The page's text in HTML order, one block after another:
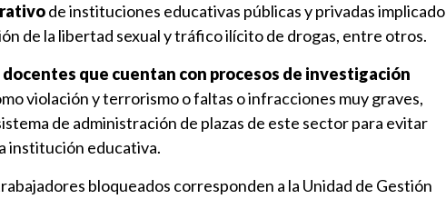
de instituciones educativas públicas y privadas implicado
de la libertad sexual y tráfico ilícito de drogas, entre otros.
docentes que cuentan con procesos de investigación
violación y terrorismo o faltas o infracciones muy graves,
de administración de plazas de este sector para evitar
institución educativa.
bloqueados corresponden a la Unidad de Gestión